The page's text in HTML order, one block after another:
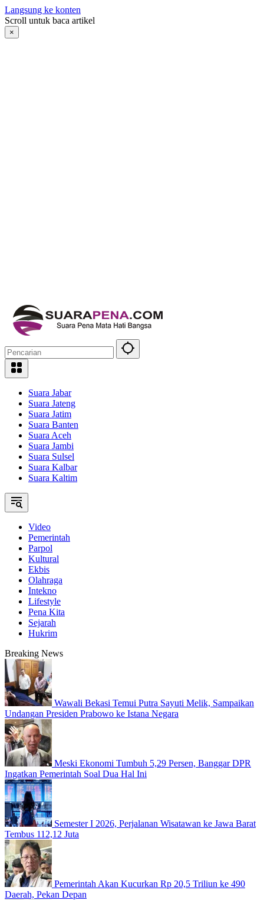
Langsung ke konten
Scroll untuk baca artikel
×
Suara Jabar
Suara Jateng
Suara Jatim
Suara Banten
Suara Aceh
Suara Jambi
Suara Sulsel
Suara Kalbar
Suara Kaltim
Video
Pemerintah
Parpol
Kultural
Ekbis
Olahraga
Intekno
Lifestyle
Pena Kita
Sejarah
Hukrim
Breaking News
Wawali Bekasi Temui Putra Sayuti Melik, Sampaikan
Undangan Presiden Prabowo ke Istana Negara
Meski Ekonomi Tumbuh 5,29 Persen, Banggar DPR
Ingatkan Pemerintah Soal Dua Hal Ini
Semester I 2026, Perjalanan Wisatawan ke Jawa Barat
Tembus 112,12 Juta
Pemerintah Akan Kucurkan Rp 20,5 Triliun ke 490
Daerah, Pekan Depan